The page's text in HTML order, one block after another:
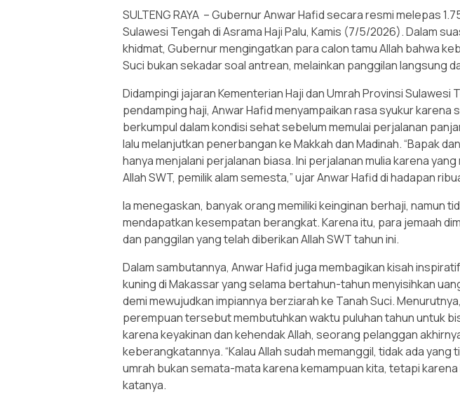
SULTENG RAYA – Gubernur Anwar Hafid secara resmi melepas
Sulawesi Tengah di Asrama Haji Palu, Kamis (7/5/2026). Dalam
khidmat, Gubernur mengingatkan para calon tamu Allah bahwa
Suci bukan sekadar soal antrean, melainkan panggilan langsung
Didampingi jajaran Kementerian Haji dan Umrah Provinsi Sulawesi
pendamping haji, Anwar Hafid menyampaikan rasa syukur karena
berkumpul dalam kondisi sehat sebelum memulai perjalanan
lalu melanjutkan penerbangan ke Makkah dan Madinah. “Bapak
hanya menjalani perjalanan biasa. Ini perjalanan mulia karena
Allah SWT, pemilik alam semesta,” ujar Anwar Hafid di hadapan
Ia menegaskan, banyak orang memiliki keinginan berhaji, namun
mendapatkan kesempatan berangkat. Karena itu, para jemaah
dan panggilan yang telah diberikan Allah SWT tahun ini.
Dalam sambutannya, Anwar Hafid juga membagikan kisah
kuning di Makassar yang selama bertahun-tahun menyisihkan
demi mewujudkan impiannya berziarah ke Tanah Suci.
perempuan tersebut membutuhkan waktu puluhan tahun untuk
karena keyakinan dan kehendak Allah, seorang pelanggan
keberangkatannya. “Kalau Allah sudah memanggil, tidak ada yang
umrah bukan semata-mata karena kemampuan kita, tetapi karena
katanya.